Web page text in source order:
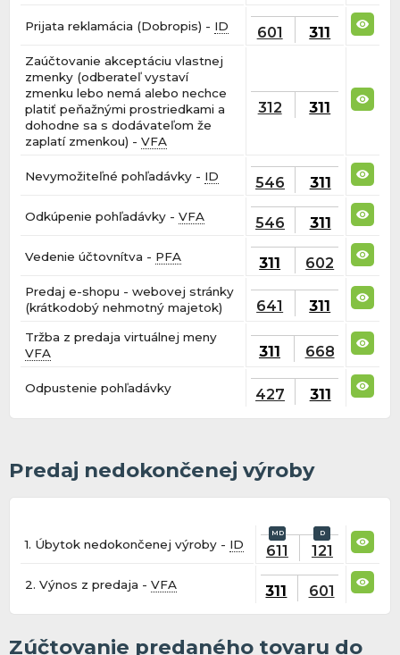
Prijata reklamácia (Dobropis) - ID 601 311
Zaúčtovanie akceptáciu vlastnej
zmenky (odberateľ vystaví
zmenku lebo nemá alebo nechce
platiť peňažnými prostriedkami a
dohodne sa s dodávateľom že
zaplatí zmenkou) -VFA
312 311
Nevymožiteľné pohľadávky - ID 546 311
Odkúpenie pohľadávky -VFA 546 311
Vedenie účtovnítva - PFA 311 602
Predaj e-shopu - webovej stránky
(krátkodobý nehmotný majetok)
641 311
Tržba z predaja virtuálnej meny
VFA
311 668
Odpustenie pohľadávky 427 311
Predaj nedokončenej výroby
1. Úbytok nedokončenej výroby - ID 611 121
2. Výnos z predaja -VFA 311 601
Zúčtovanie predaného tovaru do